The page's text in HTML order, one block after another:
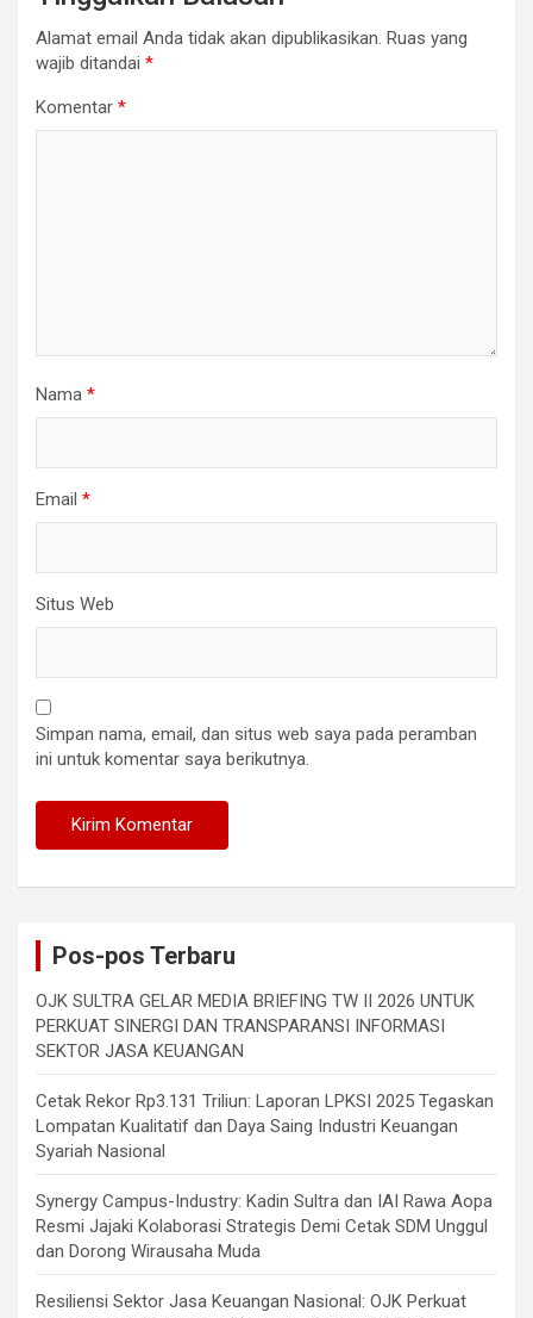
Alamat email Anda tidak akan dipublikasikan. Ruas yang
wajib ditandai *
Komentar *
Nama *
Email *
Situs Web
Simpan nama, email, dan situs web saya pada peramban
ini untuk komentar saya berikutnya.
Pos-pos Terbaru
OJK SULTRA GELAR MEDIA BRIEFING TW II 2026 UNTUK
PERKUAT SINERGI DAN TRANSPARANSI INFORMASI
SEKTOR JASA KEUANGAN
Cetak Rekor Rp3.131 Triliun: Laporan LPKSI 2025 Tegaskan
Lompatan Kualitatif dan Daya Saing Industri Keuangan
Syariah Nasional
Synergy Campus-Industry: Kadin Sultra dan IAI Rawa Aopa
Resmi Jajaki Kolaborasi Strategis Demi Cetak SDM Unggul
dan Dorong Wirausaha Muda
Resiliensi Sektor Jasa Keuangan Nasional: OJK Perkuat